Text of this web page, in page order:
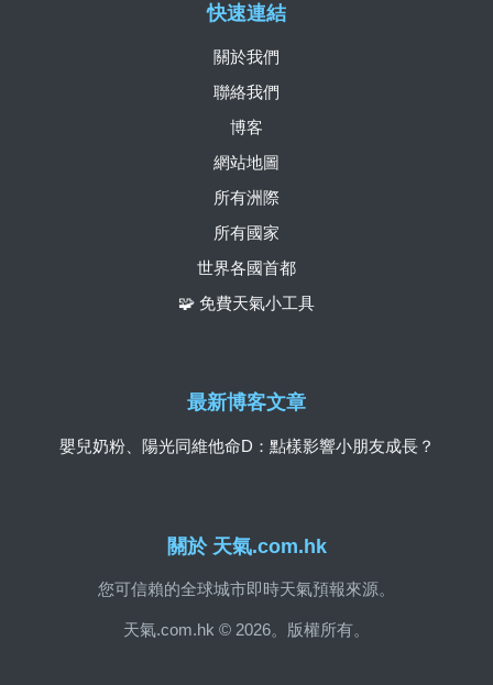
關於 天氣.com.hk
您可信賴的全球城市即時天氣預報來源。
天氣.com.hk © 2026。版權所有。
快速連結
關於我們
聯絡我們
博客
網站地圖
所有洲際
所有國家
世界各國首都
🧩 免費天氣小工具
最新博客文章
嬰兒奶粉、陽光同維他命D：點樣影響小朋友成長？